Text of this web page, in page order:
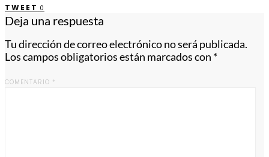
TWEET 0
Deja una respuesta
Tu dirección de correo electrónico no será publicada.
Los campos obligatorios están marcados con *
COMENTARIO *